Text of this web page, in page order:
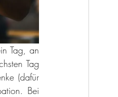
Tag, an
Tag
(dafür
Bei